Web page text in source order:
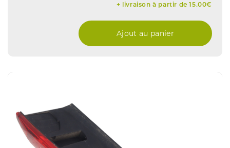
+ livraison à partir de 15.00€
Ajout au panier